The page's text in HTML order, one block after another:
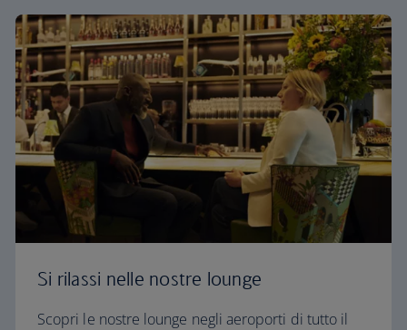
Si rilassi nelle nostre lounge
Scopri le nostre lounge negli aeroporti di tutto il